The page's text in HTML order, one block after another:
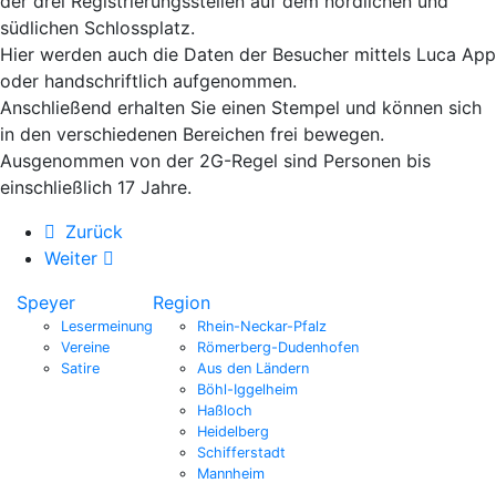
südlichen Schlossplatz.
Hier werden auch die Daten der Besucher mittels Luca App
oder handschriftlich aufgenommen.
Anschließend erhalten Sie einen Stempel und können sich
in den verschiedenen Bereichen frei bewegen.
Ausgenommen von der 2G-Regel sind Personen bis
einschließlich 17 Jahre.
Zurück
Weiter
Speyer
Lesermeinung
Vereine
Satire
Region
Rhein-Neckar-Pfalz
Römerberg-Dudenhofen
Aus den Ländern
Böhl-Iggelheim
Haßloch
Heidelberg
Schifferstadt
Mannheim